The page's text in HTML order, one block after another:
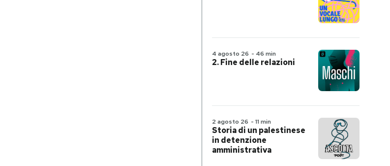
4 agosto 26 - 46 min
2. Fine delle relazioni
2 agosto 26 - 11 min
Storia di un palestinese
in detenzione
amministrativa